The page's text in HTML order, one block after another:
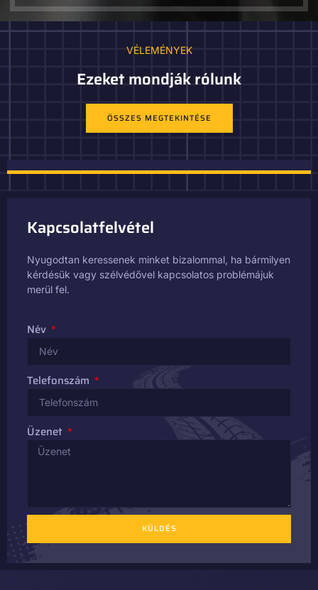
VÉLEMÉNYEK
Ezeket mondják rólunk
ÖSSZES MEGTEKINTÉSE
Kapcsolatfelvétel
Nyugodtan keressenek minket bizalommal, ha bármilyen
kérdésük vagy szélvédővel kapcsolatos problémájuk
merül fel.
Név
Telefonszám
Üzenet
KÜLDÉS